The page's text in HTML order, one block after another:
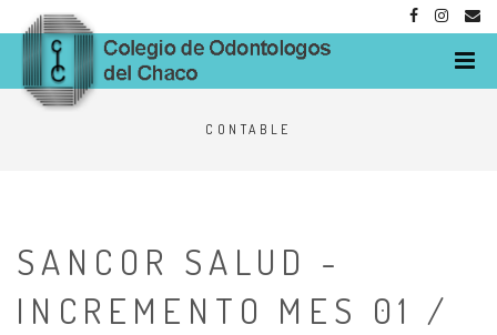
CONTABLE
SANCOR SALUD -
INCREMENTO MES 01 /